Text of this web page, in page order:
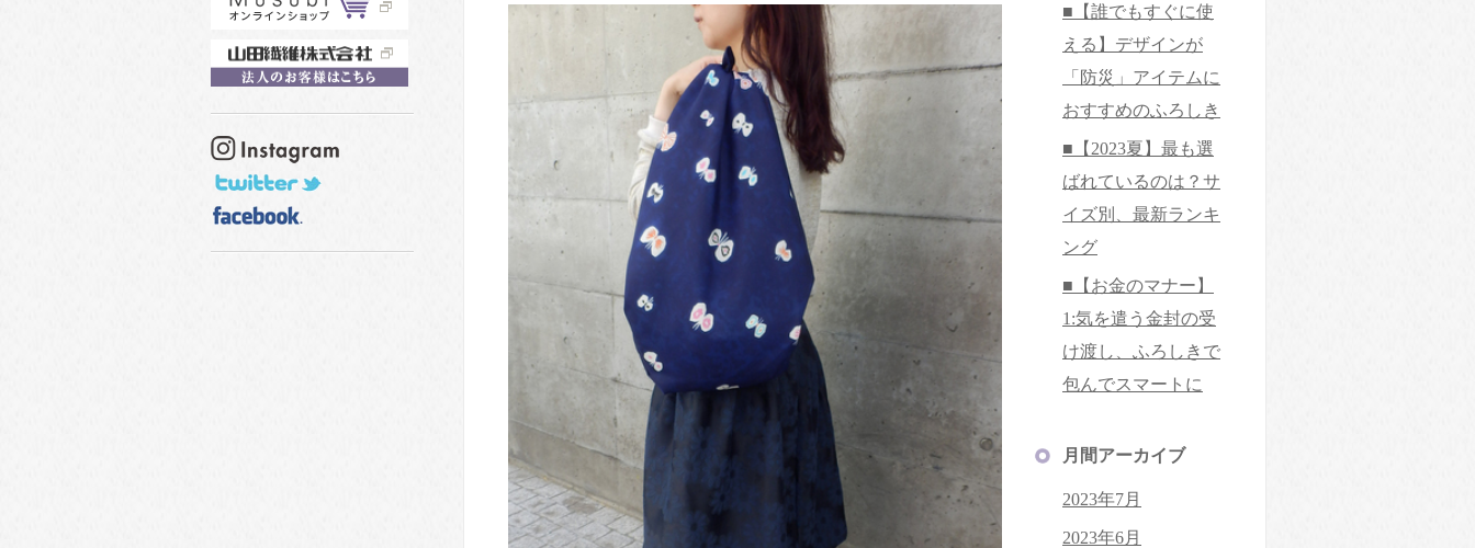
■【誰でもすぐに使
える】デザインが
「防災」アイテムに
おすすめのふろしき
■【2023夏】最も選
ばれているのは？サ
イズ別、最新ランキ
ング
■【お金のマナー】
1:気を遣う金封の受
け渡し、ふろしきで
包んでスマートに
月間アーカイブ
2023年7月
2023年6月